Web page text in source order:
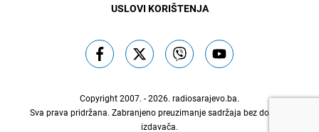
USLOVI KORIŠTENJA
Copyright 2007. - 2026. radiosarajevo.ba.
Sva prava pridržana. Zabranjeno preuzimanje sadržaja bez dozvole
izdavača.